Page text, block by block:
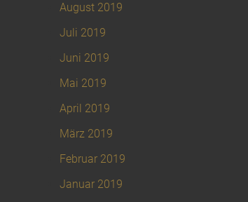
August 2019
Juli 2019
Juni 2019
Mai 2019
April 2019
März 2019
Februar 2019
Januar 2019